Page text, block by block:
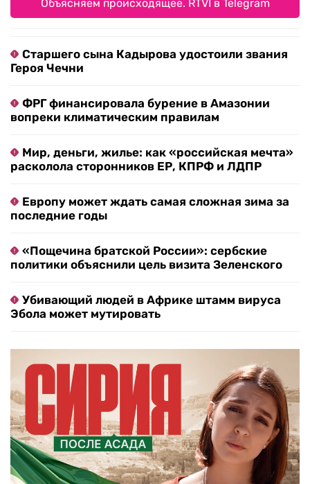
Объясняем происходящее. RTVI в Telegram
Старшего сына Кадырова удостоили звания
Героя Чечни
ФРГ финансировала бурение в Амазонии
вопреки климатическим правилам
Мир, деньги, жилье: как «российская мечта»
расколола сторонников ЕР, КПРФ и ЛДПР
Европу может ждать самая сложная зима за
последние годы
«Пощечина братской России»: сербские
политики объяснили цель визита Зеленского
Убивающий людей в Африке штамм вируса
Эбола может мутировать